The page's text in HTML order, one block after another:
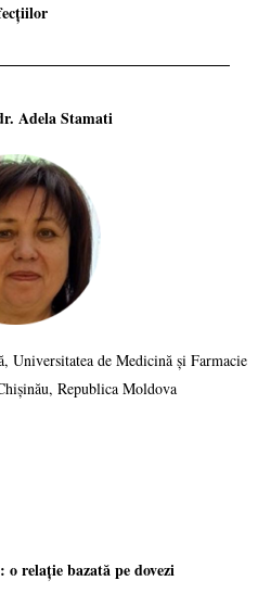
Adela Stamati
Universitatea de Medicină și Farmacie
Republica Moldova
relație bazată pe dovezi